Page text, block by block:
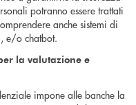
potranno essere trattati
anche sistemi di
e/o chatbot.
la valutazione e
impone alle banche la